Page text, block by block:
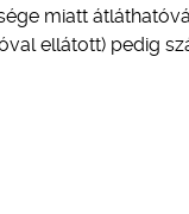
miatt
ellátott) pedig